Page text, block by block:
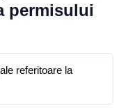
permisului
referitoare la